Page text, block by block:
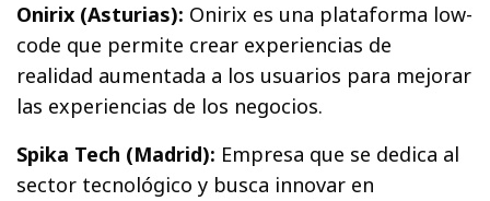
Onirix (Asturias): Onirix es una plataforma low-
code que permite crear experiencias de
realidad aumentada a los usuarios para mejorar
las experiencias de los negocios.
Spika Tech (Madrid): Empresa que se dedica al
sector tecnológico y busca innovar en